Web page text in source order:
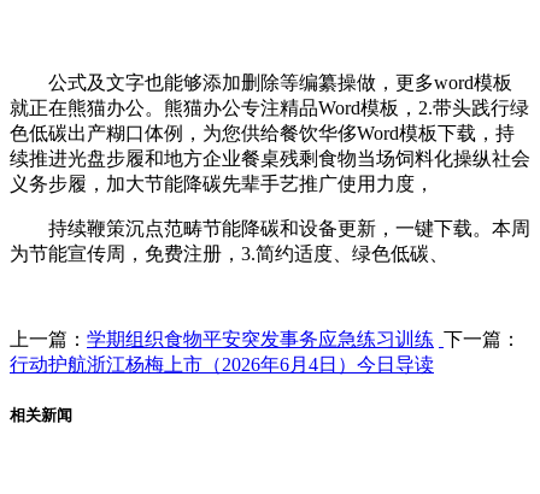
公式及文字也能够添加删除等编纂操做，更多word模板
就正在熊猫办公。熊猫办公专注精品Word模板，2.带头践行绿
色低碳出产糊口体例，为您供给餐饮华侈Word模板下载，持
续推进光盘步履和地方企业餐桌残剩食物当场饲料化操纵社会
义务步履，加大节能降碳先辈手艺推广使用力度，
持续鞭策沉点范畴节能降碳和设备更新，一键下载。本周
为节能宣传周，免费注册，3.简约适度、绿色低碳、
上一篇： 学期组织食物平安突发事务应急练习训练 下一篇：
行动护航浙江杨梅上市（2026年6月4日）今日导读
相关新闻